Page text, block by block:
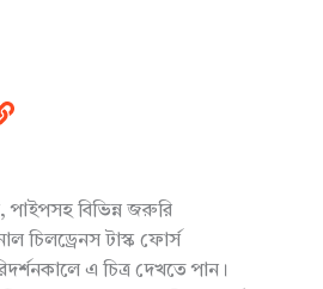
পাইপসহ বিভিন্ন জরুরি
চিলড্রেনস টাস্ক ফোর্স
এ চিত্র দেখতে পান।